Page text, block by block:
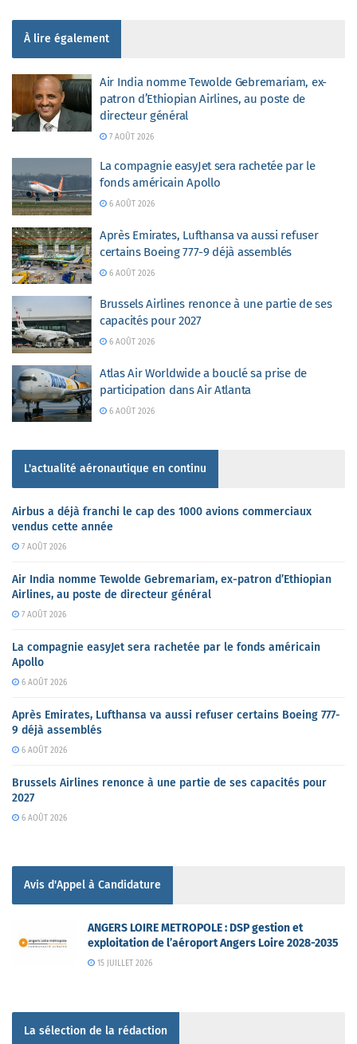
À lire également
Air India nomme Tewolde Gebremariam, ex-
patron d’Ethiopian Airlines, au poste de
directeur général
7 AOÛT 2026
La compagnie easyJet sera rachetée par le
fonds américain Apollo
6 AOÛT 2026
Après Emirates, Lufthansa va aussi refuser
certains Boeing 777-9 déjà assemblés
6 AOÛT 2026
Brussels Airlines renonce à une partie de ses
capacités pour 2027
6 AOÛT 2026
Atlas Air Worldwide a bouclé sa prise de
participation dans Air Atlanta
6 AOÛT 2026
L'actualité aéronautique en continu
Airbus a déjà franchi le cap des 1000 avions commerciaux
vendus cette année
7 AOÛT 2026
Air India nomme Tewolde Gebremariam, ex-patron d’Ethiopian
Airlines, au poste de directeur général
7 AOÛT 2026
La compagnie easyJet sera rachetée par le fonds américain
Apollo
6 AOÛT 2026
Après Emirates, Lufthansa va aussi refuser certains Boeing 777-
9 déjà assemblés
6 AOÛT 2026
Brussels Airlines renonce à une partie de ses capacités pour
2027
6 AOÛT 2026
Avis d'Appel à Candidature
ANGERS LOIRE METROPOLE : DSP gestion et
exploitation de l’aéroport Angers Loire 2028-2035
15 JUILLET 2026
La sélection de la rédaction